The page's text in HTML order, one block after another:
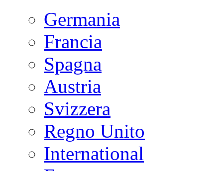
Germania
Francia
Spagna
Austria
Svizzera
Regno Unito
International